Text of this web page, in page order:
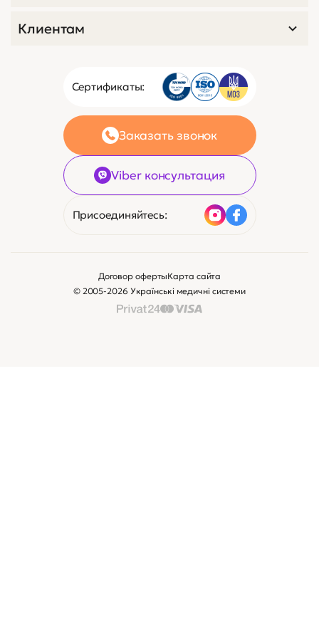
Сертификаты:
Заказать звонок
Viber консультация
Присоединяйтесь:
Клиентам
© 2005-2026 Українські медичні системи
Договор офертыКарта сайта